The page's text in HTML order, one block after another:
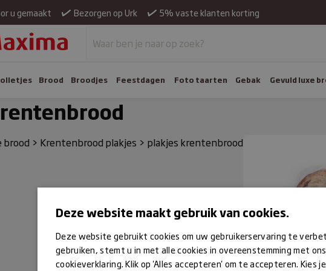
u gemaakt Bezorgen op Urk 5% vaste klanten korting
Brood Broodjes Feestdagen Foto taarten Gebak Gevuld luxe
brood > Krentenbrood plakjes > plakjes krentenbrood
Deze website maakt gebruik van cookies.
Deze website gebruikt cookies om uw gebruikerservaring te
gebruiken, stemt u in met alle cookies in overeenstemming met
cookieverklaring. Klik op 'Alles accepteren' om te accepteren. Kies